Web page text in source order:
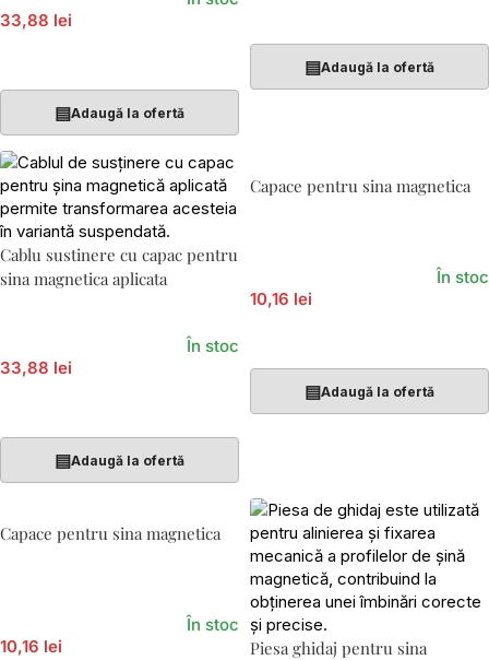
33,88 lei
▤Adaugă la ofertă
▤Adaugă la ofertă
Cablu sustinere cu capac pentru
sina magnetica aplicata
33,88 lei
În stoc
▤Adaugă la ofertă
Capace pentru sina magnetica
10,16 lei
În stoc
▤Adaugă la ofertă
Capace pentru sina magnetica
10,16 lei
În stoc
Piesa ghidaj pentru sina